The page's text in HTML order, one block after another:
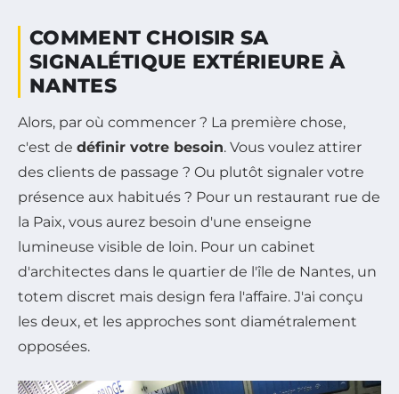
COMMENT CHOISIR SA
SIGNALÉTIQUE EXTÉRIEURE À
NANTES
Alors, par où commencer ? La première chose,
c'est de définir votre besoin. Vous voulez attirer
des clients de passage ? Ou plutôt signaler votre
présence aux habitués ? Pour un restaurant rue de
la Paix, vous aurez besoin d'une enseigne
lumineuse visible de loin. Pour un cabinet
d'architectes dans le quartier de l'île de Nantes, un
totem discret mais design fera l'affaire. J'ai conçu
les deux, et les approches sont diamétralement
opposées.